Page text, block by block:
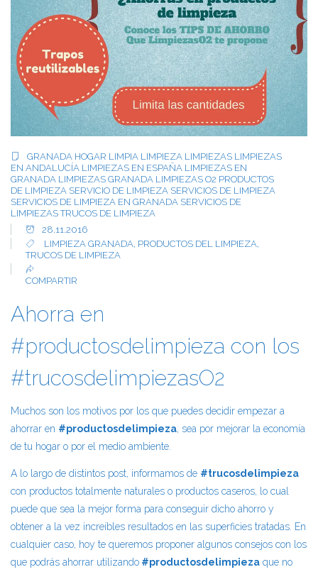
GRANADA HOGAR LIMPIA LIMPIEZA LIMPIEZAS LIMPIEZAS
EN ANDALUCÍA LIMPIEZAS EN ESPAÑA LIMPIEZAS EN
GRANADA LIMPIEZAS GRANADA LIMPIEZAS O2 PRODUCTOS
DE LIMPIEZA SERVICIO DE LIMPIEZA SERVICIOS DE LIMPIEZA
SERVICIOS DE LIMPIEZA EN GRANADA SERVICIOS DE
LIMPIEZAS TRUCOS DE LIMPIEZA
28.11.2016
LIMPIEZA GRANADA, PRODUCTOS DEL LIMPIEZA,
TRUCOS DE LIMPIEZA
COMPARTIR
Ahorra en
#productosdelimpieza con los
#trucosdelimpiezasO2
Muchos son los motivos por los que puedes decidir empezar a
ahorrar en #productosdelimpieza, sea por mejorar la economía
de tu hogar o por el medio ambiente.
A lo largo de distintos post, informamos de #trucosdelimpieza
con productos totalmente naturales o productos caseros, lo cual
puede que sea la mejor forma para conseguir dicho ahorro y
obtener a la vez increíbles resultados en las superficies tratadas. En
cualquier caso, hoy te queremos proponer algunos consejos con los
que podrás ahorrar utilizando #productosdelimpieza que no